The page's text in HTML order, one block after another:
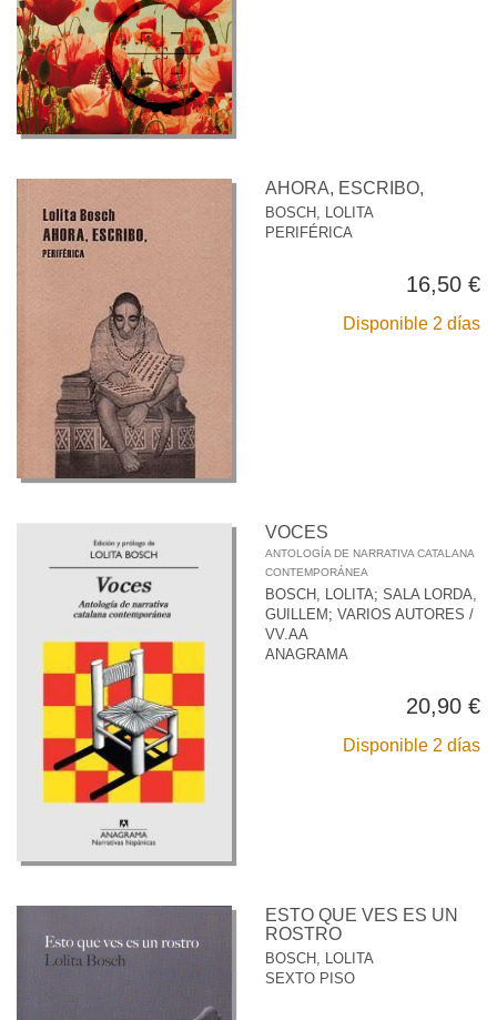
AHORA, ESCRIBO,
BOSCH, LOLITA
PERIFÉRICA
16,50 €
Disponible 2 días
VOCES
ANTOLOGÍA DE NARRATIVA CATALANA
CONTEMPORÁNEA
BOSCH, LOLITA; SALA LORDA,
GUILLEM ; VARIOS AUTORES /
VV.AA
ANAGRAMA
20,90 €
Disponible 2 días
ESTO QUE VES ES UN
ROSTRO
BOSCH, LOLITA
SEXTO PISO